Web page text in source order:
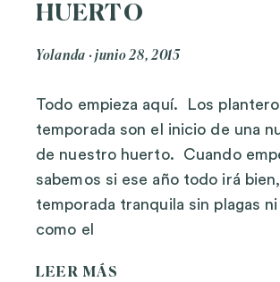
HUERTO
Yolanda junio 28, 2015
Todo empieza aquí. Los
temporada son el inicio de una
de nuestro huerto. Cuando
sabemos si ese año todo irá
temporada tranquila sin plagas
como el
LEER MÁS